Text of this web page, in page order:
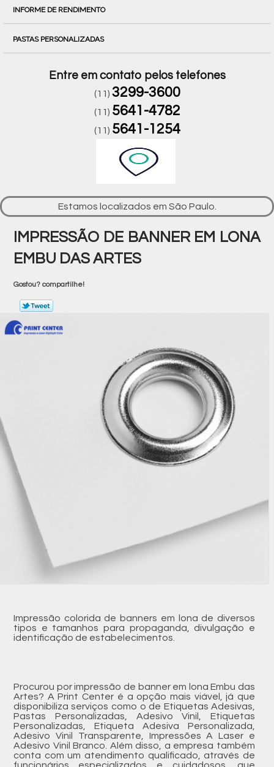
INFORME DE RENDIMENTO
PASTAS PERSONALIZADAS
Entre em contato pelos telefones
(11) 3299-3600
(11) 5641-4782
(11) 5641-1254
Estamos localizados em São Paulo.
IMPRESSÃO DE BANNER EM LONA
EMBU DAS ARTES
Gostou? compartilhe!
Impressão colorida de banners em lona de diversos
tipos e tamanhos para propaganda, divulgação e
identificação de estabelecimentos.
Procurou por impressão de banner em lona Embu das
Artes? A Print Center é a opção mais viável, já que
disponibiliza serviços como o de Etiquetas Adesivas,
Pastas Personalizadas, Adesivo Vinil, Etiquetas
Personalizadas, Etiqueta Adesiva Personalizada,
Adesivo Vinil Transparente, Impressões A Laser e
Adesivo Vinil Branco. Além disso, a empresa também
conta com um atendimento qualificado, através de
funcionários especializados e cuidadosos, que